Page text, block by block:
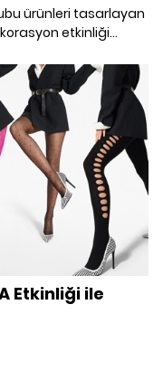
ürünleri tasarlayan
etkinliği
ilham alan,
Etkinliği ile